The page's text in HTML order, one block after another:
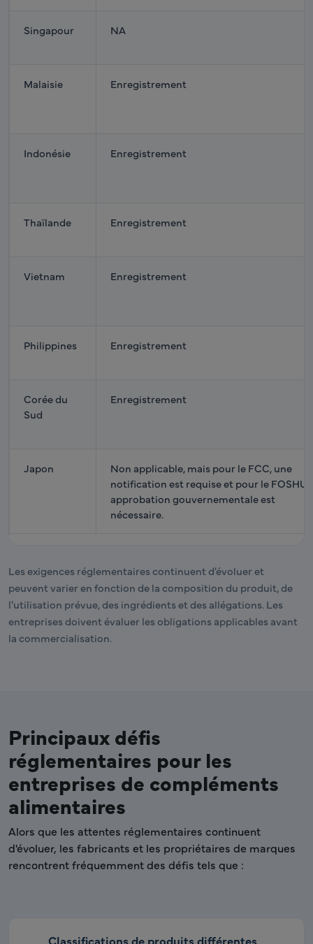
Singapour NA
Malaisie Enregistrement
Indonésie Enregistrement
Thaïlande Enregistrement
Vietnam Enregistrement
Philippines Enregistrement
Corée du
Sud
Enregistrement
Japon
Non applicable, mais pour le FCC, une
notification est requise et pour le FOSHU,
approbation gouvernementale est
nécessaire.
Les exigences réglementaires continuent d'évoluer et
peuvent varier en fonction de la composition du produit, de
l'utilisation prévue, des ingrédients et des allégations. Les
entreprises doivent évaluer les obligations applicables avant
la commercialisation.
Principaux défis
réglementaires pour les
entreprises de compléments
alimentaires
Alors que les attentes réglementaires continuent
d'évoluer, les fabricants et les propriétaires de marques
rencontrent fréquemment des défis tels que :
Classifications de produits différentes